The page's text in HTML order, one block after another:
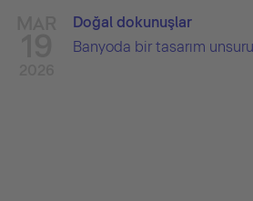
Doğal dokunuşlar
Banyoda bir tasarım